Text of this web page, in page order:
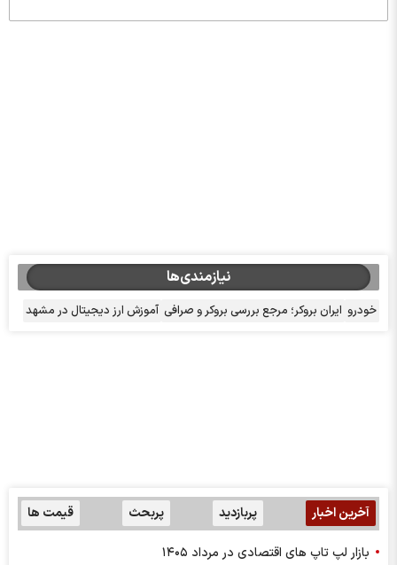
نیازمندی‌ها
خودرو ایران بروکر؛ مرجع بررسی بروکر و صرافی آموزش ارز دیجیتال در مشهد
آخرین اخبار پربازدید پربحث قیمت ها
بازار لپ‌ تاپ‌ های اقتصادی در مرداد ۱۴۰۵